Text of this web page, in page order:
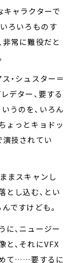
ャラクターで
ろいろものす
非常に難役だと
・シュスター＝
デター、要する
うのを、いろん
ょっとキョドッ
演技されてい
まスキャンし
とし込む、とい
ですけども。
に、ニュージー
と、それにVFX
めて……要するに